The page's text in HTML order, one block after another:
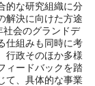
的な研究組織に分
解決に向けた方途
社会のグランドデ
仕組みも同時に考
行政そのほか多様
ィードバックを踏
て、具体的な事業